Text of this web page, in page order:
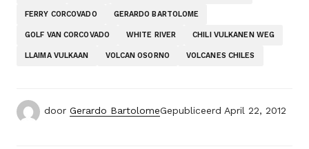
FERRY CORCOVADO GERARDO BARTOLOME
GOLF VAN CORCOVADO WHITE RIVER CHILI VULKANEN WEG
LLAIMA VULKAAN VOLCAN OSORNO VOLCANES CHILES
door Gerardo BartolomeGepubliceerd April 22, 2012